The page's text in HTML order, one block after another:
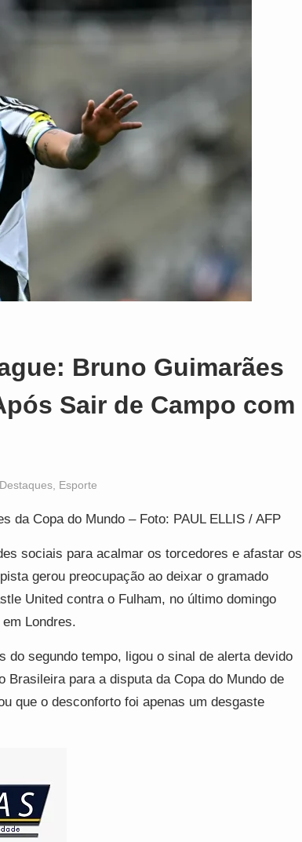
Bruno Guimarães
Sair de Campo com
Destaques Esporte
da Copa do Mundo – Foto: PAUL ELLIS / AFP
sociais para acalmar os torcedores e afastar os
gerou preocupação ao deixar o gramado
United contra o Fulham, no último domingo
Londres.
do segundo tempo, ligou o sinal de alerta devido
Brasileira para a disputa da Copa do Mundo de
que o desconforto foi apenas um desgaste